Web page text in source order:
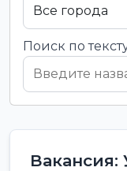
Поиск по